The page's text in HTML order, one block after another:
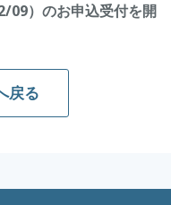
09）のお申込受付を開
戻る